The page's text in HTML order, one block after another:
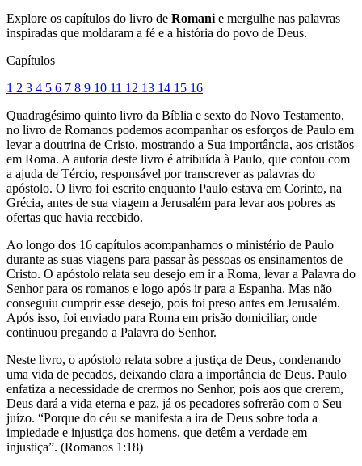
Explore os capítulos do livro de Romani e mergulhe nas palavras
inspiradas que moldaram a fé e a história do povo de Deus.
Capítulos
1 2 3 4 5 6 7 8 9 10 11 12 13 14 15 16
Quadragésimo quinto livro da Bíblia e sexto do Novo Testamento,
no livro de Romanos podemos acompanhar os esforços de Paulo em
levar a doutrina de Cristo, mostrando a Sua importância, aos cristãos
em Roma. A autoria deste livro é atribuída à Paulo, que contou com
a ajuda de Tércio, responsável por transcrever as palavras do
apóstolo. O livro foi escrito enquanto Paulo estava em Corinto, na
Grécia, antes de sua viagem a Jerusalém para levar aos pobres as
ofertas que havia recebido.
Ao longo dos 16 capítulos acompanhamos o ministério de Paulo
durante as suas viagens para passar às pessoas os ensinamentos de
Cristo. O apóstolo relata seu desejo em ir a Roma, levar a Palavra do
Senhor para os romanos e logo após ir para a Espanha. Mas não
conseguiu cumprir esse desejo, pois foi preso antes em Jerusalém.
Após isso, foi enviado para Roma em prisão domiciliar, onde
continuou pregando a Palavra do Senhor.
Neste livro, o apóstolo relata sobre a justiça de Deus, condenando
uma vida de pecados, deixando clara a importância de Deus. Paulo
enfatiza a necessidade de crermos no Senhor, pois aos que crerem,
Deus dará a vida eterna e paz, já os pecadores sofrerão com o Seu
juízo. “Porque do céu se manifesta a ira de Deus sobre toda a
impiedade e injustiça dos homens, que detêm a verdade em
injustiça”. (Romanos 1:18)